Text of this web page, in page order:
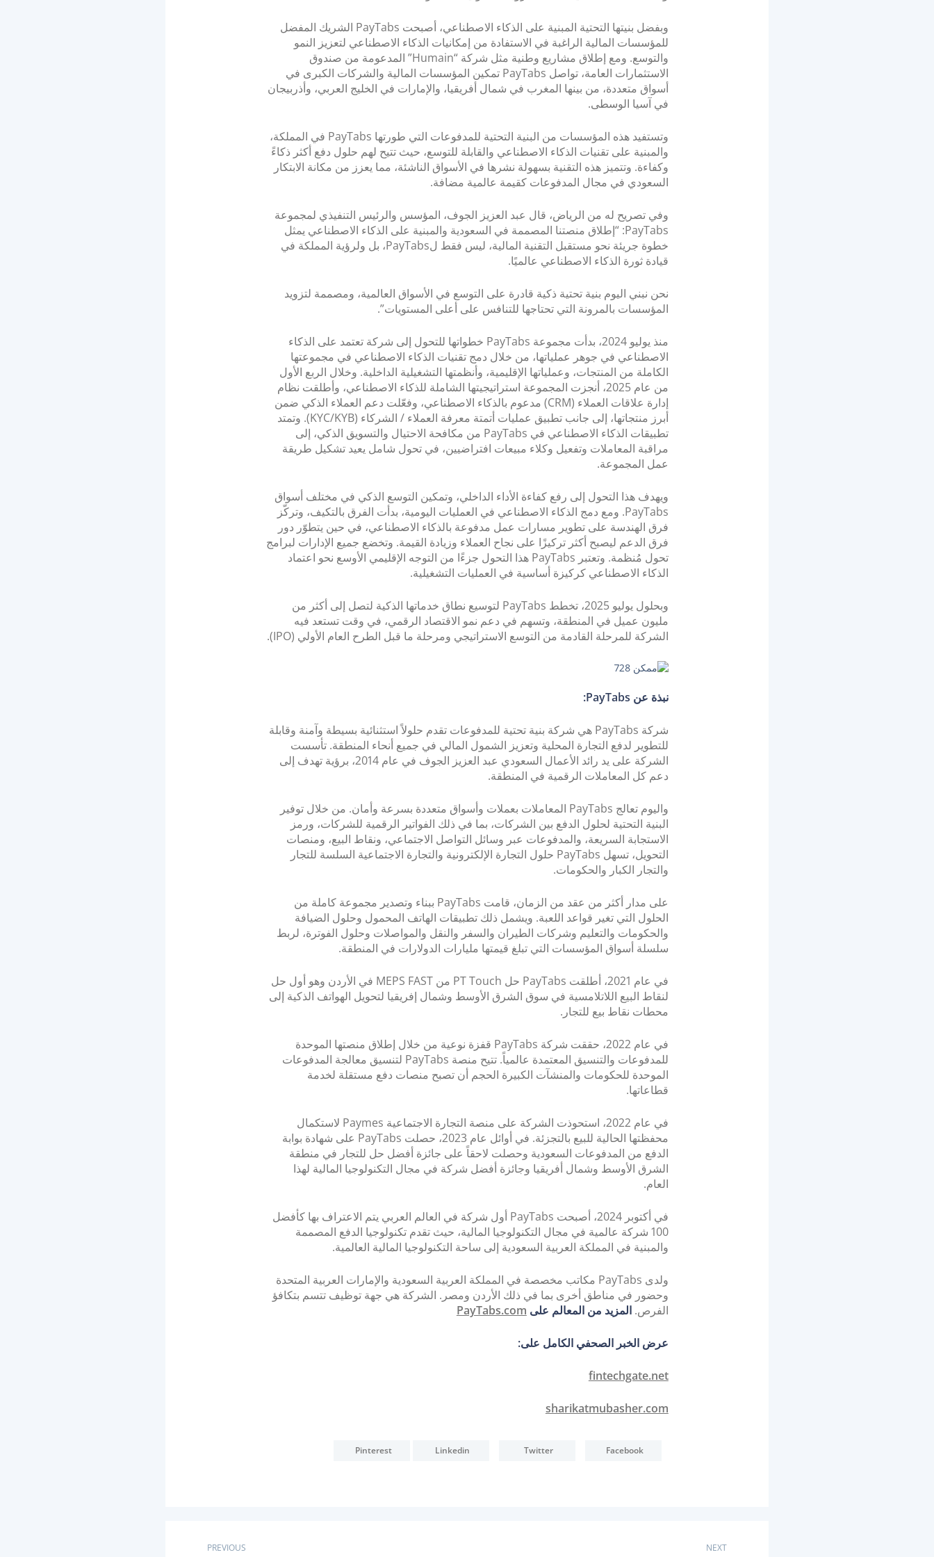
وبفضل بنيتها التحتية المبنية على الذكاء الاصطناعي، أصبحت PayTabs الشريك المفضل
للمؤسسات المالية الراغبة في الاستفادة من إمكانيات الذكاء الاصطناعي لتعزيز النمو
والتوسع. ومع إطلاق مشاريع وطنية مثل شركة “Humain” المدعومة من صندوق
الاستثمارات العامة، تواصل PayTabs تمكين المؤسسات المالية والشركات الكبرى في
أسواق متعددة، من بينها المغرب في شمال أفريقيا، والإمارات في الخليج العربي، وأذربيجان
في آسيا الوسطى.
وتستفيد هذه المؤسسات من البنية التحتية للمدفوعات التي طورتها PayTabs في المملكة،
والمبنية على تقنيات الذكاء الاصطناعي والقابلة للتوسع، حيث تتيح لهم حلول دفع أكثر ذكاءً
وكفاءة. وتتميز هذه التقنية بسهولة نشرها في الأسواق الناشئة، مما يعزز من مكانة الابتكار
السعودي في مجال المدفوعات كقيمة عالمية مضافة.
وفي تصريح له من الرياض، قال عبد العزيز الجوف، المؤسس والرئيس التنفيذي لمجموعة
PayTabs: “إطلاق منصتنا المصممة في السعودية والمبنية على الذكاء الاصطناعي يمثل
خطوة جريئة نحو مستقبل التقنية المالية، ليس فقط لPayTabs، بل ولرؤية المملكة في
قيادة ثورة الذكاء الاصطناعي عالميًا.
نحن نبني اليوم بنية تحتية ذكية قادرة على التوسع في الأسواق العالمية، ومصممة لتزويد
المؤسسات بالمرونة التي تحتاجها للتنافس على أعلى المستويات”.
منذ يوليو 2024، بدأت مجموعة PayTabs خطواتها للتحول إلى شركة تعتمد على الذكاء
الاصطناعي في جوهر عملياتها، من خلال دمج تقنيات الذكاء الاصطناعي في مجموعتها
الكاملة من المنتجات، وعملياتها الإقليمية، وأنظمتها التشغيلية الداخلية. وخلال الربع الأول
من عام 2025، أنجزت المجموعة استراتيجيتها الشاملة للذكاء الاصطناعي، وأطلقت نظام
إدارة علاقات العملاء (CRM) مدعوم بالذكاء الاصطناعي، وفعّلت دعم العملاء الذكي ضمن
أبرز منتجاتها، إلى جانب تطبيق عمليات أتمتة معرفة العملاء / الشركاء (KYC/KYB). وتمتد
تطبيقات الذكاء الاصطناعي في PayTabs من مكافحة الاحتيال والتسويق الذكي، إلى
مراقبة المعاملات وتفعيل وكلاء مبيعات افتراضيين، في تحول شامل يعيد تشكيل طريقة
عمل المجموعة.
ويهدف هذا التحول إلى رفع كفاءة الأداء الداخلي، وتمكين التوسع الذكي في مختلف أسواق
PayTabs. ومع دمج الذكاء الاصطناعي في العمليات اليومية، بدأت الفرق بالتكيف، وتركّز
فرق الهندسة على تطوير مسارات عمل مدفوعة بالذكاء الاصطناعي، في حين يتطوّر دور
فرق الدعم ليصبح أكثر تركيزًا على نجاح العملاء وزيادة القيمة. وتخضع جميع الإدارات لبرامج
تحول مُنظمة. وتعتبر PayTabs هذا التحول جزءًا من التوجه الإقليمي الأوسع نحو اعتماد
الذكاء الاصطناعي كركيزة أساسية في العمليات التشغيلية.
وبحلول يوليو 2025، تخطط PayTabs لتوسيع نطاق خدماتها الذكية لتصل إلى أكثر من
مليون عميل في المنطقة، وتسهم في دعم نمو الاقتصاد الرقمي، في وقت تستعد فيه
الشركة للمرحلة القادمة من التوسع الاستراتيجي ومرحلة ما قبل الطرح العام الأولي (IPO).
نبذة عن PayTabs:
شركة PayTabs هي شركة بنية تحتية للمدفوعات تقدم حلولاً استثنائية بسيطة وآمنة وقابلة
للتطوير لدفع التجارة المحلية وتعزيز الشمول المالي في جميع أنحاء المنطقة. تأسست
الشركة على يد رائد الأعمال السعودي عبد العزيز الجوف في عام 2014، برؤية تهدف إلى
دعم كل المعاملات الرقمية في المنطقة.
واليوم تعالج PayTabs المعاملات بعملات وأسواق متعددة بسرعة وأمان. من خلال توفير
البنية التحتية لحلول الدفع بين الشركات، بما في ذلك الفواتير الرقمية للشركات، ورمز
الاستجابة السريعة، والمدفوعات عبر وسائل التواصل الاجتماعي، ونقاط البيع، ومنصات
التحويل، تسهل PayTabs حلول التجارة الإلكترونية والتجارة الاجتماعية السلسة للتجار
والتجار الكبار والحكومات.
على مدار أكثر من عقد من الزمان، قامت PayTabs ببناء وتصدير مجموعة كاملة من
الحلول التي تغير قواعد اللعبة. ويشمل ذلك تطبيقات الهاتف المحمول وحلول الضيافة
والحكومات والتعليم وشركات الطيران والسفر والنقل والمواصلات وحلول الفوترة، لربط
سلسلة أسواق المؤسسات التي تبلغ قيمتها مليارات الدولارات في المنطقة.
في عام 2021، أطلقت PayTabs حل PT Touch من MEPS FAST في الأردن وهو أول حل
لنقاط البيع اللاتلامسية في سوق الشرق الأوسط وشمال إفريقيا لتحويل الهواتف الذكية إلى
محطات نقاط بيع للتجار.
في عام 2022، حققت شركة PayTabs قفزة نوعية من خلال إطلاق منصتها الموحدة
للمدفوعات والتنسيق المعتمدة عالمياً. تتيح منصة PayTabs لتنسيق معالجة المدفوعات
الموحدة للحكومات والمنشآت الكبيرة الحجم أن تصبح منصات دفع مستقلة لخدمة
قطاعاتها.
في عام 2022، استحوذت الشركة على منصة التجارة الاجتماعية Paymes لاستكمال
محفظتها الحالية للبيع بالتجزئة. في أوائل عام 2023، حصلت PayTabs على شهادة بوابة
الدفع من المدفوعات السعودية وحصلت لاحقاً على جائزة أفضل حل للتجار في منطقة
الشرق الأوسط وشمال أفريقيا وجائزة أفضل شركة في مجال التكنولوجيا المالية لهذا
العام.
في أكتوبر 2024، أصبحت PayTabs أول شركة في العالم العربي يتم الاعتراف بها كأفضل
100 شركة عالمية في مجال التكنولوجيا المالية، حيث تقدم تكنولوجيا الدفع المصممة
والمبنية في المملكة العربية السعودية إلى ساحة التكنولوجيا المالية العالمية.
ولدى PayTabs مكاتب مخصصة في المملكة العربية السعودية والإمارات العربية المتحدة
وحضور في مناطق أخرى بما في ذلك الأردن ومصر. الشركة هي جهة توظيف تتسم بتكافؤ
الفرص.المزيد من المعالم على PayTabs.com
عرض الخبر الصحفي الكامل على:
fintechgate.net
sharikatmubasher.com
Facebook
Twitter
Linkedin
Pinterest
PREVIOUS NEXT